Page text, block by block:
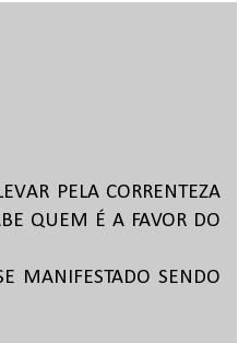
PELA CORRENTEZA
QUEM É A FAVOR DO
MANIFESTADO SENDO